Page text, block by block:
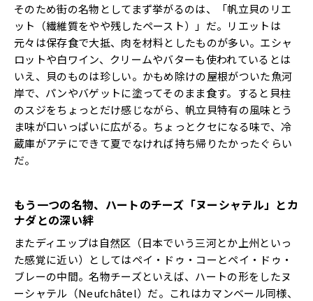
そのため街の名物としてまず挙がるのは、「帆立貝のリエ
ット（繊維質をやや残したペースト）」だ。リエットは
元々は保存食で大抵、肉を材料としたものが多い。エシャ
ロットや白ワイン、クリームやバターも使われているとは
いえ、貝のものは珍しい。かもめ除けの屋根がついた魚河
岸で、パンやバゲットに塗ってそのまま食す。すると貝柱
のスジをちょっとだけ感じながら、帆立貝特有の風味とう
ま味が口いっぱいに広がる。ちょっとクセになる味で、冷
蔵庫がアテにできて夏でなければ持ち帰りたかったぐらい
だ。
もう一つの名物、ハートのチーズ「ヌーシャテル」とカ
ナダとの深い絆
またディエップは自然区（日本でいう三河とか上州といっ
た感覚に近い）としてはペイ・ドゥ・コーとペイ・ドゥ・
ブレーの中間。名物チーズといえば、ハートの形をしたヌ
ーシャテル（Neufchâtel）だ。これはカマンベール同様、